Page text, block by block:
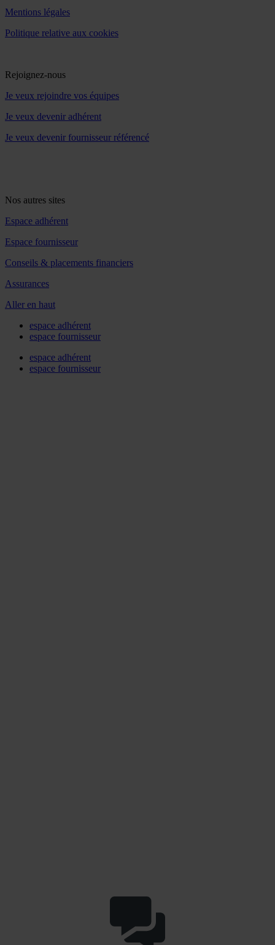
Mentions légales
Politique relative aux cookies
Rejoignez-nous
Je veux rejoindre vos équipes
Je veux devenir adhérent
Je veux devenir fournisseur référencé
Nos autres sites
Espace adhérent
Espace fournisseur
Conseils & placements financiers
Assurances
Aller en haut
espace adhérent
espace fournisseur
espace adhérent
espace fournisseur